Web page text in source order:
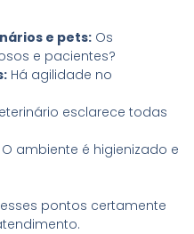
e pets: Os
e pacientes?
Há agilidade no
esclarece todas
O ambiente é higienizado e
pontos certamente